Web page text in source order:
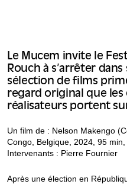
Le Mucem invite le
Rouch à s’arrêter
sélection de films
regard original que les
réalisateurs portent
Un film de : Nelson Makengo
Congo, Belgique, 2024, 95
Intervenants : Pierre Fournier
Après une élection en